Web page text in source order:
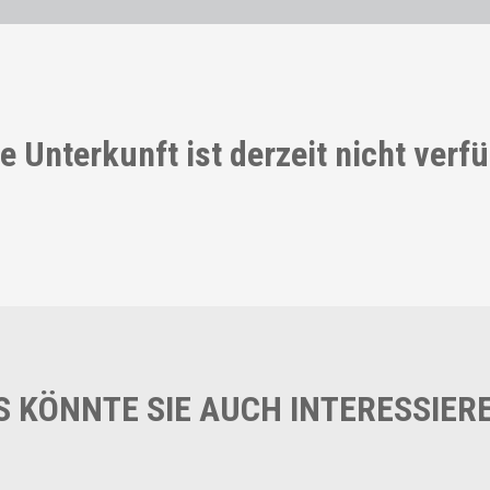
Unterkunft ist derzeit nicht
KÖNNTE SIE AUCH